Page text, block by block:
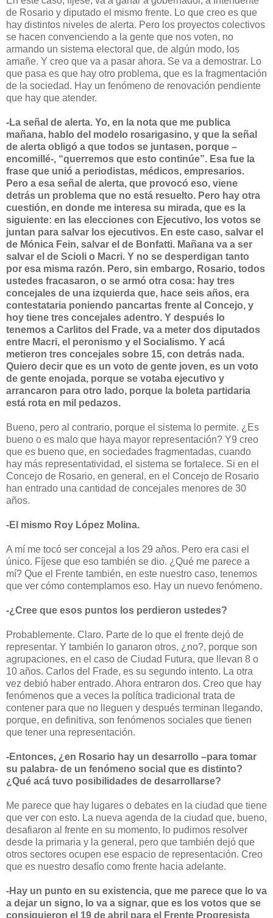
de Rosario y diputado el mismo frente. Lo que creo es que
hay distintos niveles de alerta. Pero los proyectos colectivos
se hacen convenciendo a la gente que nos voten, no
armando un sistema electoral que, de algún modo, los
amañe. Y creo que va a pasar ahora. Se va a demostrar. Lo
que pasa es que hay otro problema, que es la fragmentación
de la sociedad. Hay un fenómeno de renovación pendiente
que hay que atender.
-La señal de alerta. Yo, en la nota que me publica
mañana, hablo del modelo rosarigasino, y que la señal
de alerta obligó a que todos se juntasen, porque –
encomillé-, “querremos que esto continúe”. Esa fue la
frase que unió a periodistas, médicos, empresarios.
Pero a esa señal de alerta, que provocó eso, viene
detrás un problema que no está resuelto. Pero hay otra
cuestión, en donde me interesa su mirada, que es la
siguiente: en las elecciones con Ejecutivo, los votos se
juntan para salvar los ejecutivos. En este caso, salvar el
de Mónica Fein, salvar el de Bonfatti. Mañana va a ser
salvar el de Scioli o Macri. Y no se desperdigan tanto
por esa misma razón. Pero, sin embargo, Rosario, todos
ustedes fracasaron, o se armó otra cosa: hay tres
concejales de una izquierda que, hace seis años, era
contestataria poniendo pancartas frente al Concejo, y
hoy tiene tres concejales adentro. Y después lo
tenemos a Carlitos del Frade, va a meter dos diputados
entre Macri, el peronismo y el Socialismo. Y acá
metieron tres concejales sobre 15, con detrás nada.
Quiero decir que es un voto de gente joven, es un voto
de gente enojada, porque se votaba ejecutivo y
arrancaron para otro lado, porque la boleta partidaria
está rota en mil pedazos.
Bueno, pero al contrario, porque el sistema lo permite. ¿Es
bueno o es malo que haya mayor representación? Y9 creo
que es bueno que, en sociedades fragmentadas, cuando
hay más representatividad, el sistema se fortalece. Si en el
Concejo de Rosario, en general, en el Concejo de Rosario
han entrado una cantidad de concejales menores de 30
años.
-El mismo Roy López Molina.
A mí me tocó ser concejal a los 29 años. Pero era casi el
único. Fíjese que eso también se dio. ¿Qué me parece a
mí? Que el Frente también, en este nuestro caso, tenemos
que ver cómo contemplamos eso. Hay un nuevo fenómeno.
-¿Cree que esos puntos los perdieron ustedes?
Probablemente. Claro. Parte de lo que el frente dejó de
representar. Y también lo ganaron otros, ¿no?, porque son
agrupaciones, en el caso de Ciudad Futura, que llevan 8 o
10 años. Carlos del Frade, es su segundo intento. La otra
vez debió haber entrado. Ahora entraron dos. Creo que hay
fenómenos que a veces la política tradicional trata de
contener para que no lleguen y después terminan llegando,
porque, en definitiva, son fenómenos sociales que tienen
que tener una representación.
-Entonces, ¿en Rosario hay un desarrollo –para tomar
su palabra- de un fenómeno social que es distinto?
¿Qué acá tuvo posibilidades de desarrollarse?
Me parece que hay lugares o debates en la ciudad que tiene
que ver con esto. La nueva agenda de la ciudad que, bueno,
desafiaron al frente en su momento, lo pudimos resolver
desde la primaria y la general, pero que también dejó que
otros sectores ocupen ese espacio de representación. Creo
que es nuestro desafío como frente hacia adelante.
-Hay un punto en su existencia, que me parece que lo va
a dejar un signo, lo va a signar, que es los votos que se
consiguieron el 19 de abril para el Frente Progresista